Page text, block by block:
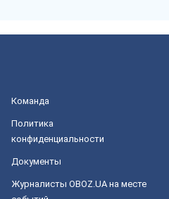
Команда
Политика
конфиденциальности
Документы
Журналисты OBOZ.UA на месте